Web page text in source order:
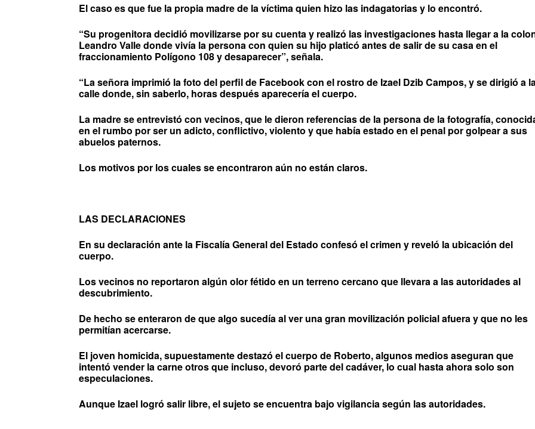
El caso es que fue la propia madre de la víctima quien hizo las indagatorias y lo encontró.
“Su progenitora decidió movilizarse por su cuenta y realizó las investigaciones hasta llegar a la
Leandro Valle donde vivía la persona con quien su hijo platicó antes de salir de su casa en el
fraccionamiento Polígono 108 y desaparecer”, señala.
“La señora imprimió la foto del perfil de Facebook con el rostro de Izael Dzib Campos, y se dirigió a la
calle donde, sin saberlo, horas después aparecería el cuerpo.
La madre se entrevistó con vecinos, que le dieron referencias de la persona de la fotografía,
en el rumbo por ser un adicto, conflictivo, violento y que había estado en el penal por golpear a sus
abuelos paternos.
Los motivos por los cuales se encontraron aún no están claros.
LAS DECLARACIONES
En su declaración ante la Fiscalía General del Estado confesó el crimen y reveló la ubicación del
cuerpo.
Los vecinos no reportaron algún olor fétido en un terreno cercano que llevara a las autoridades al
descubrimiento.
De hecho se enteraron de que algo sucedía al ver una gran movilización policial afuera y que no les
permitían acercarse.
El joven homicida, supuestamente destazó el cuerpo de Roberto, algunos medios aseguran que
intentó vender la carne otros que incluso, devoró parte del cadáver, lo cual hasta ahora solo son
especulaciones.
Aunque Izael logró salir libre, el sujeto se encuentra bajo vigilancia según las autoridades.